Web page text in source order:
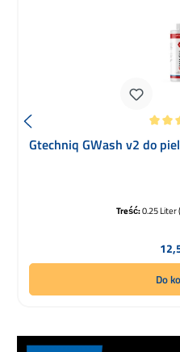
Średnia ocena 5 z 5 gwiazdek
Gtechniq GWash v2 do
Treść:0.25 Liter
Do